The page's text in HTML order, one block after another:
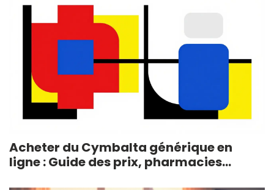
Acheter du Cymbalta générique en
ligne : Guide des prix, pharmacies